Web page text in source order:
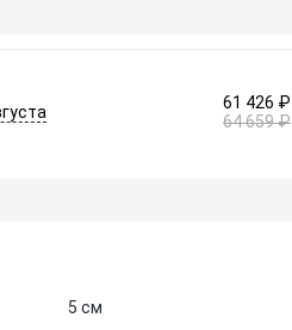
61 426 ₽
64 659 ₽
5 см